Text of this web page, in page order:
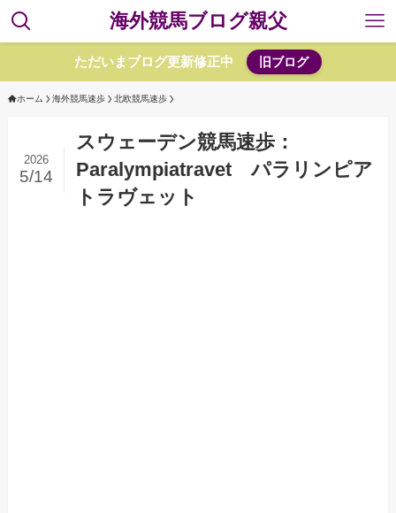
海外競馬ブログ親父
ただいまブログ更新修正中 旧ブログ
ホーム 海外競馬速歩 北欧競馬速歩
スウェーデン競馬速歩：
Paralympiatravet パラリンピア
トラヴェット
2026
5/14